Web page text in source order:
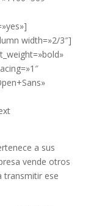
width=»2/3″]
a sus
vende otros
transmitir ese